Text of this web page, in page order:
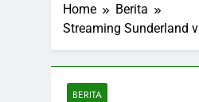
Home
Berita
Streaming Sunderland
BERITA